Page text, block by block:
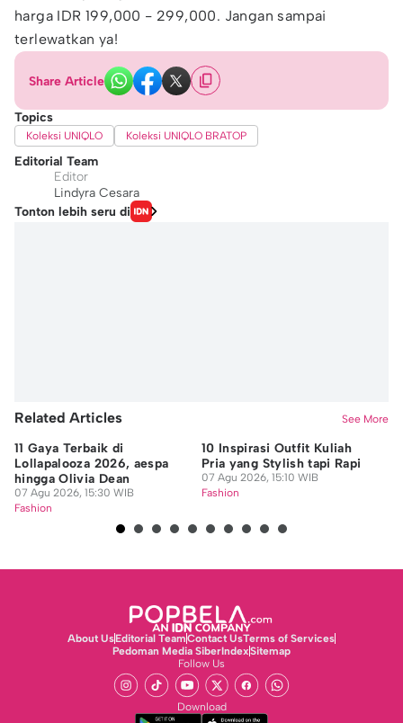
harga IDR 199,000 - 299,000. Jangan sampai
terlewatkan ya!
Share Article
Topics
Koleksi UNIQLO Koleksi UNIQLO BRATOP
Editorial Team
Editor
Lindyra Cesara
Tonton lebih seru di
Related Articles See More
11 Gaya Terbaik di
Lollapalooza 2026, aespa
hingga Olivia Dean
07 Agu 2026, 15:30 WIB
Fashion
10 Inspirasi Outfit Kuliah
Pria yang Stylish tapi Rapi
07 Agu 2026, 15:10 WIB
Fashion
About UsEditorial TeamContact UsTerms of Services
Pedoman Media SiberIndexSitemap
Follow Us
Download